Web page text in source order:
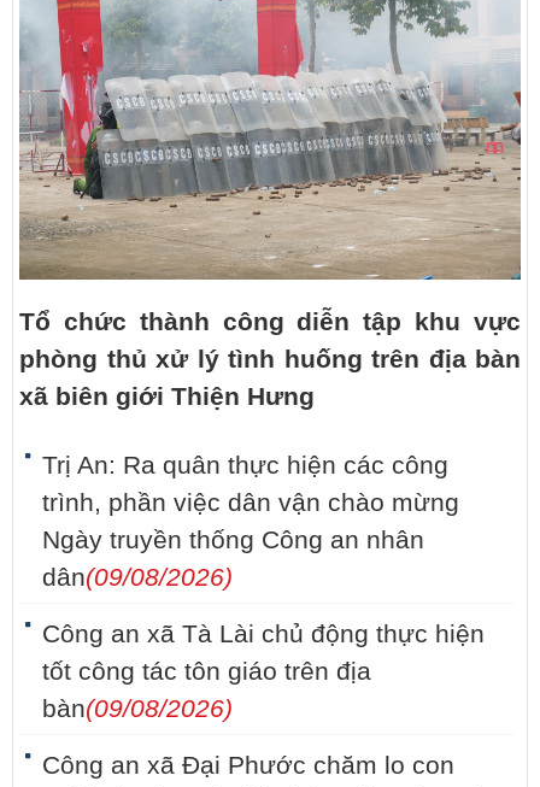
Tổ chức thành công diễn tập khu vực
phòng thủ xử lý tình huống trên địa bàn
xã biên giới Thiện Hưng
Trị An: Ra quân thực hiện các công
trình, phần việc dân vận chào mừng
Ngày truyền thống Công an nhân
dân(09/08/2026)
Công an xã Tà Lài chủ động thực hiện
tốt công tác tôn giáo trên địa
bàn(09/08/2026)
Công an xã Đại Phước chăm lo con